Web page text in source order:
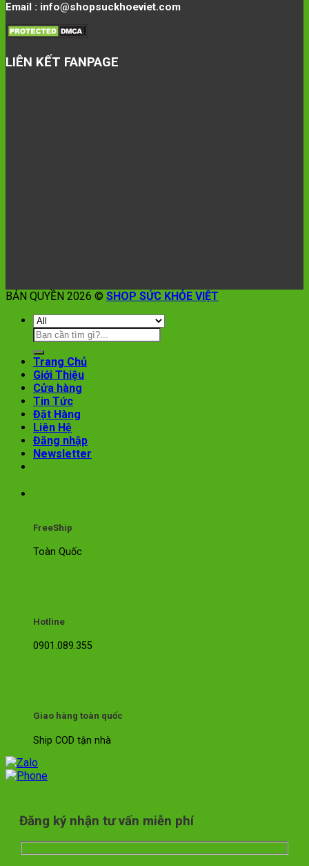
Email : info@shopsuckhoeviet.com
LIÊN KẾT FANPAGE
BẢN QUYỀN 2026 © SHOP SỨC KHỎE VIỆT
Trang Chủ
Giới Thiệu
Cửa hàng
Tin Tức
Đặt Hàng
Liên Hệ
Đăng nhập
Newsletter
FreeShip
Toàn Quốc
Hotline
0901.089.355
Giao hàng toàn quốc
Ship COD tận nhà
Đăng ký nhận tư vấn miễn phí